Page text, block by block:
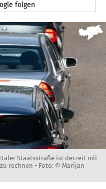
folgen
Staatsstraße ist derzeit mit
rechnen - Foto: © Marijan